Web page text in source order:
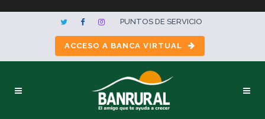
PUNTOS DE SERVICIO
ACCESO A BANCA VIRTUAL